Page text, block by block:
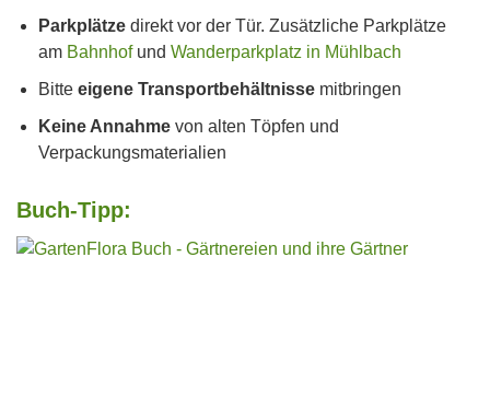
Parkplätze direkt vor der Tür. Zusätzliche Parkplätze
am Bahnhofund Wanderparkplatz in Mühlbach
Bitte eigene Transportbehältnisse mitbringen
Keine Annahme von alten Töpfen und
Verpackungsmaterialien
Buch-Tipp: